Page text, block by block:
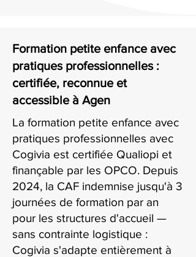
Formation petite enfance avec
pratiques professionnelles :
certifiée, reconnue et
accessible à Agen
La formation petite enfance avec
pratiques professionnelles avec
Cogivia est certifiée Qualiopi et
finançable par les OPCO. Depuis
2024, la CAF indemnise jusqu'à 3
journées de formation par an
pour les structures d'accueil —
sans contrainte logistique :
Cogivia s'adapte entièrement à